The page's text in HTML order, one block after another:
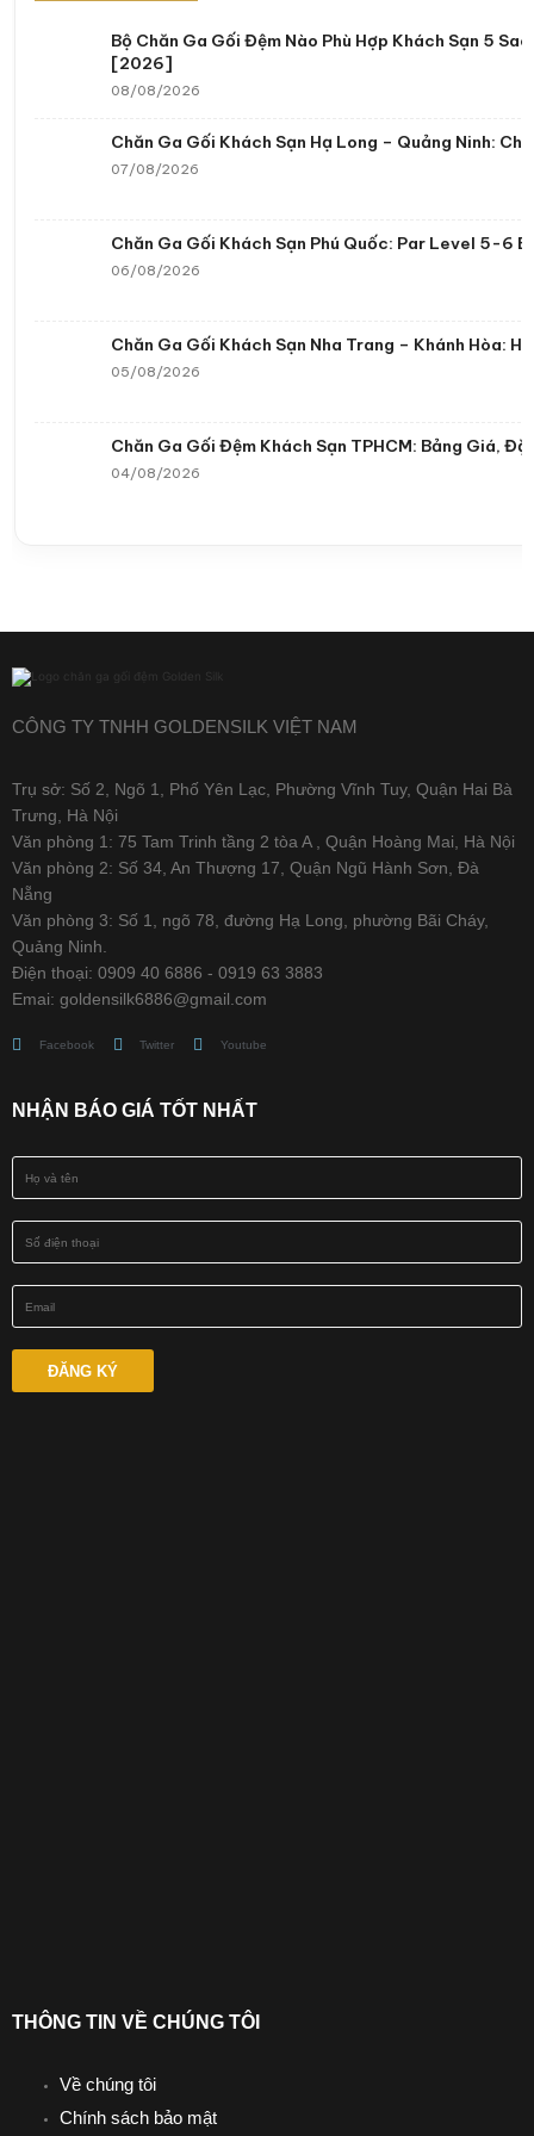
Bộ Chăn Ga Gối Đệm Nào Phù Hợp Khách Sạn 5
[2026]
08/08/2026
Chăn Ga Gối Khách Sạn Hạ Long – Quảng Ninh:
07/08/2026
Chăn Ga Gối Khách Sạn Phú Quốc: Par Level 5-6
06/08/2026
Chăn Ga Gối Khách Sạn Nha Trang – Khánh Hòa:
05/08/2026
Chăn Ga Gối Đệm Khách Sạn TPHCM: Bảng Giá,
04/08/2026
CÔNG TY TNHH GOLDENSILK VIỆT NAM
Trụ sở: Số 2, Ngõ 1, Phố Yên Lạc, Phường Vĩnh Tuy, Quận Hai Bà
Trưng, Hà Nội
Văn phòng 1: 75 Tam Trinh tầng 2 tòa A , Quận Hoàng Mai, Hà Nội
Văn phòng 2: Số 34, An Thượng 17, Quận Ngũ Hành Sơn, Đà
Nẵng
Văn phòng 3: Số 1, ngõ 78, đường Hạ Long, phường Bãi Cháy,
Quảng Ninh.
Điện thoại: 0909 40 6886 - 0919 63 3883
Emai: goldensilk6886@gmail.com
Facebook Twitter Youtube
NHẬN BÁO GIÁ TỐT NHẤT
THÔNG TIN VỀ CHÚNG TÔI
Về chúng tôi
Chính sách bảo mật